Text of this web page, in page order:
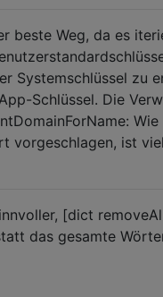
beste Weg, da es
Systemschlüssel zu
Schlüssel. Die
vorgeschlagen, ist
[dict
das gesamte